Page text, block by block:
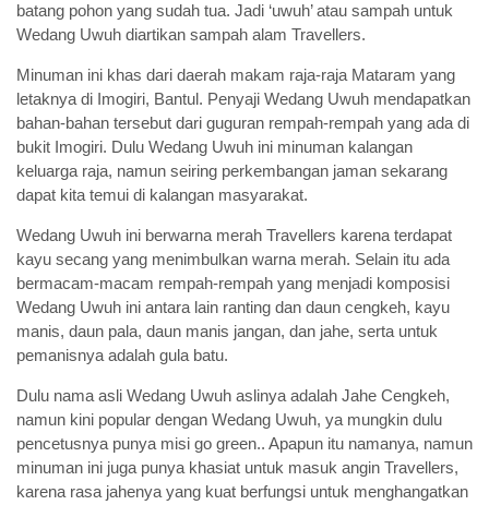
batang pohon yang sudah tua. Jadi ‘uwuh’ atau sampah untuk
Wedang Uwuh diartikan sampah alam Travellers.
Minuman ini khas dari daerah makam raja-raja Mataram yang
letaknya di Imogiri, Bantul. Penyaji Wedang Uwuh mendapatkan
bahan-bahan tersebut dari guguran rempah-rempah yang ada di
bukit Imogiri. Dulu Wedang Uwuh ini minuman kalangan
keluarga raja, namun seiring perkembangan jaman sekarang
dapat kita temui di kalangan masyarakat.
Wedang Uwuh ini berwarna merah Travellers karena terdapat
kayu secang yang menimbulkan warna merah. Selain itu ada
bermacam-macam rempah-rempah yang menjadi komposisi
Wedang Uwuh ini antara lain ranting dan daun cengkeh, kayu
manis, daun pala, daun manis jangan, dan jahe, serta untuk
pemanisnya adalah gula batu.
Dulu nama asli Wedang Uwuh aslinya adalah Jahe Cengkeh,
namun kini popular dengan Wedang Uwuh, ya mungkin dulu
pencetusnya punya misi go green.. Apapun itu namanya, namun
minuman ini juga punya khasiat untuk masuk angin Travellers,
karena rasa jahenya yang kuat berfungsi untuk menghangatkan